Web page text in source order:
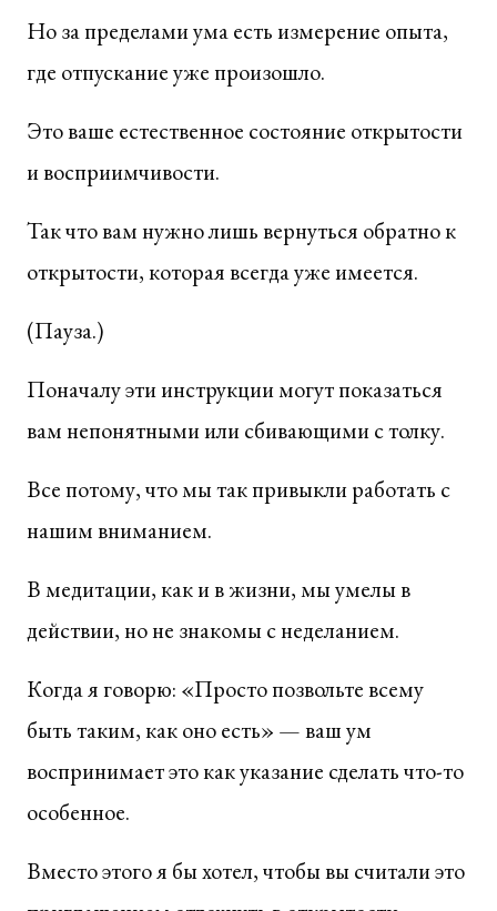
Но за пределами ума есть измерение опыта,
где отпускание уже произошло.
Это ваше естественное состояние открытости
и восприимчивости.
Так что вам нужно лишь вернуться обратно к
открытости, которая всегда уже имеется.
(Пауза.)
Поначалу эти инструкции могут показаться
вам непонятными или сбивающими с толку.
Все потому, что мы так привыкли работать с
нашим вниманием.
В медитации, как и в жизни, мы умелы в
действии, но не знакомы с неделанием.
Когда я говорю: «Просто позвольте всему
быть таким, как оно есть» — ваш ум
воспринимает это как указание сделать что-то
особенное.
Вместо этого я бы хотел, чтобы вы считали это